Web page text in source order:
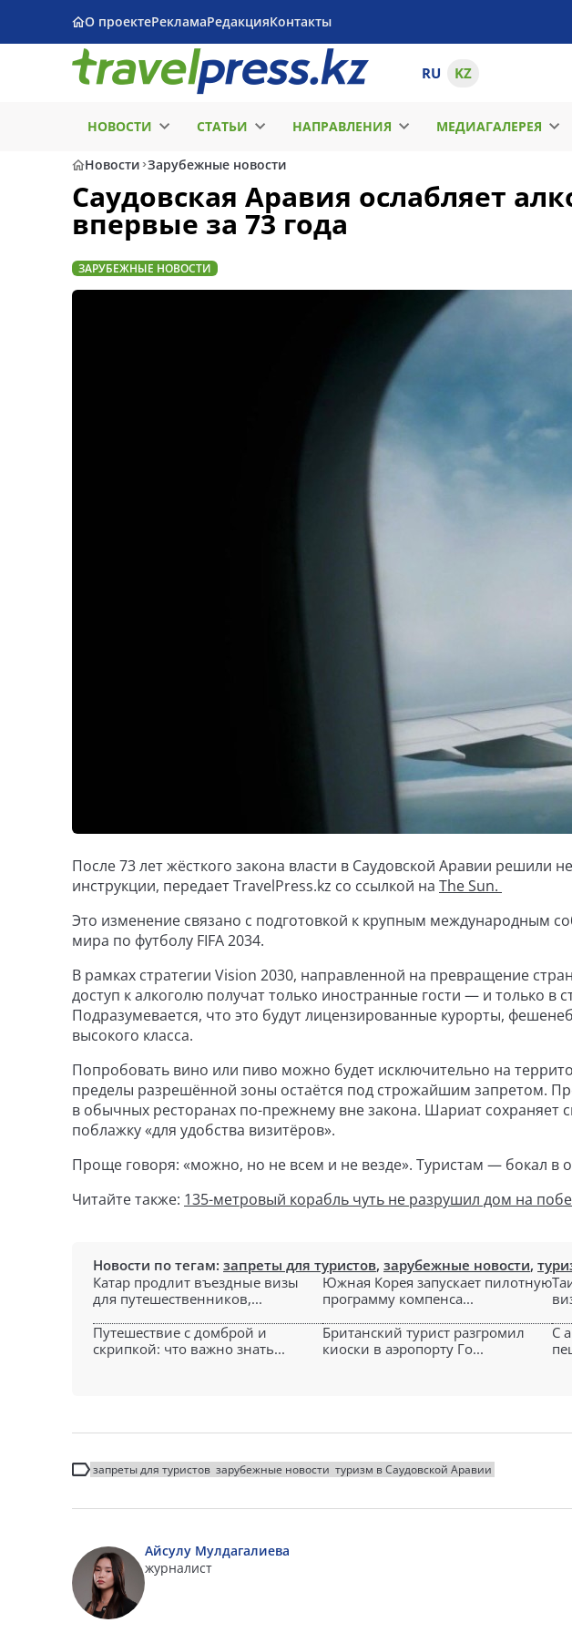
О проектеРекламаРедакцияКонтакты
RU KZ
НОВОСТИ СТАТЬИ НАПРАВЛЕНИЯ МЕДИАГАЛЕРЕЯ
Новости Зарубежные новости
Саудовская Аравия ослабляет
впервые за 73 года
ЗАРУБЕЖНЫЕ НОВОСТИ
После 73 лет жёсткого закона власти в Саудовской Аравии решили
инструкции, передает TravelPress.kz со ссылкой на The Sun.
Это изменение связано с подготовкой к крупным международным
мира по футболу FIFA 2034.
В рамках стратегии Vision 2030, направленной на превращение
доступ к алкоголю получат только иностранные гости — и только в
Подразумевается, что это будут лицензированные курорты,
высокого класса.
Попробовать вино или пиво можно будет исключительно на
пределы разрешённой зоны остаётся под строжайшим запретом.
в обычных ресторанах по-прежнему вне закона. Шариат сохраняет
поблажку «для удобства визитёров».
Проще говоря: «можно, но не всем и не везде». Туристам — бокал
Читайте также: 135-метровый корабль чуть не разрушил дом на
Новости по тегам: запреты для туристов, зарубежные новости,
Катар продлит въездные визы
для путешественников,...
Южная Корея запускает пилотную
программу компенса...
Путешествие с домброй и
скрипкой: что важно знать...
Британский турист разгромил
киоски в аэропорту Го...
С
запреты для туристов зарубежные новости туризм в Саудовской Аравии
Айсулу Мулдагалиева
журналист